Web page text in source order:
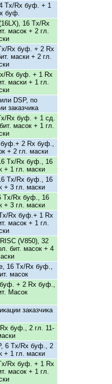
Tx/Rx буф. + 1
буф.
16 Tx/Rx
масок + 2 гл.
Rx буф. + 2 Rx
маски + 2 гл.
Rx буф. + 1 Rx
маски + 1 гл.
DSP, по
заказчика
Rx буф. + 1 сд.
масок + 1 гл.
буф.+ 2 Rx буф.,
+ 2 гл. маски
Tx/Rx буф., 16
+ 1 гл. маски
Tx/Rx буф., 16
+ 3 гл. маски
Tx/Rx буф., 16
+ 3 гл. маски
Rx буф.+ 1 Rx
масок + 1 гл.
(V850), 32
бит. масок + 4
16 Tx/Rx буф.,
масок
+ 2 Rx буф.,
Масок
заказчика
буф., 2 гл. 11-
6 Tx/Rx буф., 2
+ 1 гл. маски
Rx буф. + 1 Rx
масок + 1 гл.